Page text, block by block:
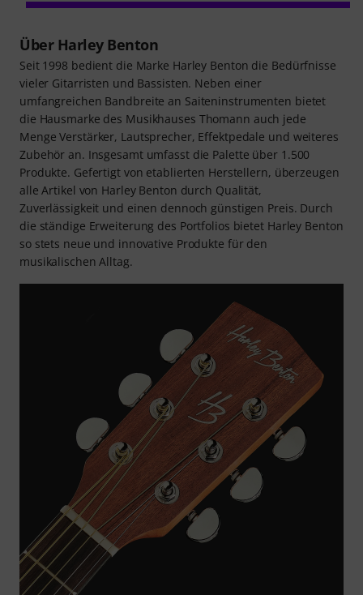
Über Harley Benton
Seit 1998 bedient die Marke Harley Benton die Bedürfnisse
vieler Gitarristen und Bassisten. Neben einer
umfangreichen Bandbreite an Saiteninstrumenten bietet
die Hausmarke des Musikhauses Thomann auch jede
Menge Verstärker, Lautsprecher, Effektpedale und weiteres
Zubehör an. Insgesamt umfasst die Palette über 1.500
Produkte. Gefertigt von etablierten Herstellern, überzeugen
alle Artikel von Harley Benton durch Qualität,
Zuverlässigkeit und einen dennoch günstigen Preis. Durch
die ständige Erweiterung des Portfolios bietet Harley Benton
so stets neue und innovative Produkte für den
musikalischen Alltag.